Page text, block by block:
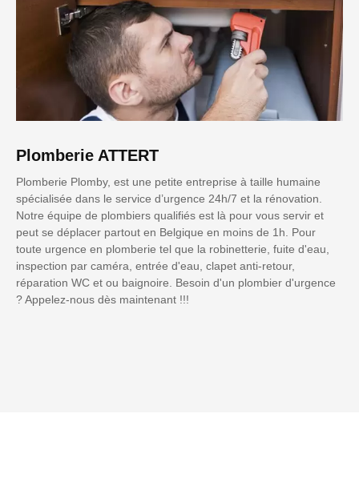
Plomberie ATTERT
Plomberie Plomby, est une petite entreprise à taille humaine
spécialisée dans le service d’urgence 24h/7 et la rénovation.
Notre équipe de plombiers qualifiés est là pour vous servir et
peut se déplacer partout en Belgique en moins de 1h. Pour
toute urgence en plomberie tel que la robinetterie, fuite d'eau,
inspection par caméra, entrée d'eau, clapet anti-retour,
réparation WC et ou baignoire. Besoin d'un plombier d'urgence
? Appelez-nous dès maintenant !!!